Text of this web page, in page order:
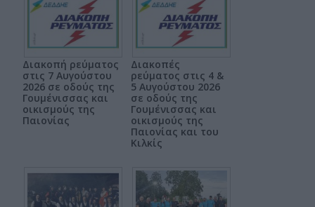
Διακοπή ρεύματος
στις 7 Αυγούστου
2026 σε οδούς της
Γουμένισσας και
οικισμούς της
Παιονίας
Διακοπές
ρεύματος στις 4 &
5 Αυγούστου 2026
σε οδούς της
Γουμένισσας και
οικισμούς της
Παιονίας και του
Κιλκίς